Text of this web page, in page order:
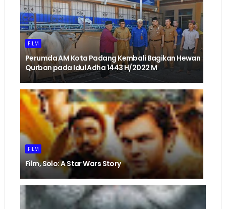
FILM
Perumda AM Kota Padang Kembali Bagikan Hewan
Qurban pada Idul Adha 1443 H/2022 M
FILM
Film, Solo: A Star Wars Story